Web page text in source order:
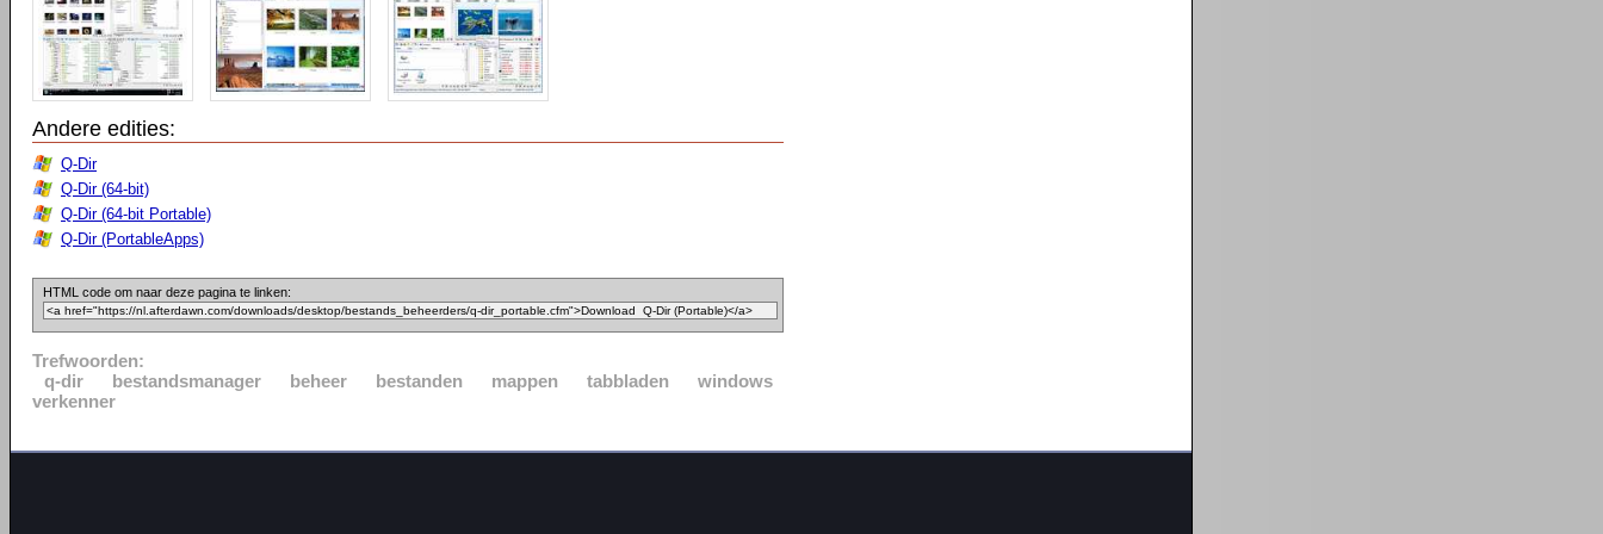
Andere edities:
Q-Dir
Q-Dir (64-bit)
Q-Dir (64-bit Portable)
Q-Dir (PortableApps)
HTML code om naar deze pagina te linken:
Trefwoorden:
q-dir
bestandsmanager beheer bestanden mappen tabbladen
windows
verkenner